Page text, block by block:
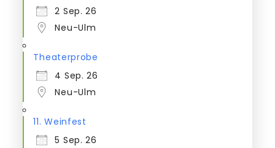
2 Sep. 26
Neu-Ulm
Theaterprobe
4 Sep. 26
Neu-Ulm
11. Weinfest
5 Sep. 26